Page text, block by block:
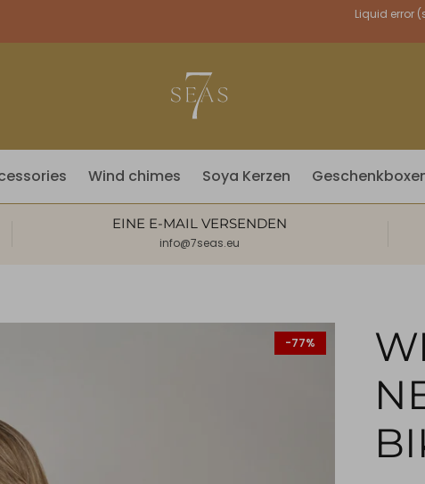
Liquid error
Wind chimes Soya Kerzen
EINE E-MAIL VERSENDEN
info@7seas.eu
-77%